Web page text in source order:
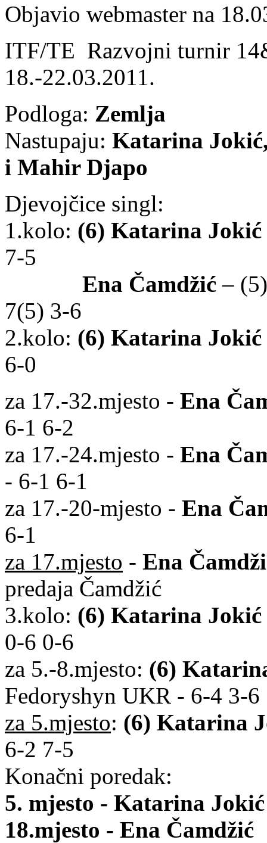
Objavio webmaster na
ITF/TE Razvojni turnir
18.-22.03.2011.
Podloga: Zemlja
Nastupaju: Katarina
i Mahir Djapo
Djevojčice singl:
1.kolo: (6) Katarina Jokić
7-5
Ena Čamdžić –
7(5) 3-6
2.kolo: (6) Katarina Jokić
6-0
za 17.-32.mjesto - Ena
6-1 6-2
za 17.-24.mjesto - Ena
- 6-1 6-1
za 17.-20-mjesto - Ena
6-1
za 17.mjesto - Ena
predaja Čamdžić
3.kolo: (6) Katarina
0-6 0-6
za 5.-8.mjesto: (6)
Fedoryshyn UKR - 6-4 3-6
za 5.mjesto: (6) Katarina
6-2 7-5
Konačni poredak:
5. mjesto - Katarina Jokić
18.mjesto - Ena Čamdžić